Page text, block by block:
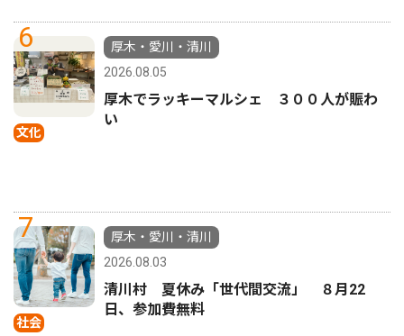
6
文化
厚木・愛川・清川
2026.08.05
厚木でラッキーマルシェ ３００人が賑わ
い
7
社会
厚木・愛川・清川
2026.08.03
清川村 夏休み「世代間交流」 ８月22
日、参加費無料